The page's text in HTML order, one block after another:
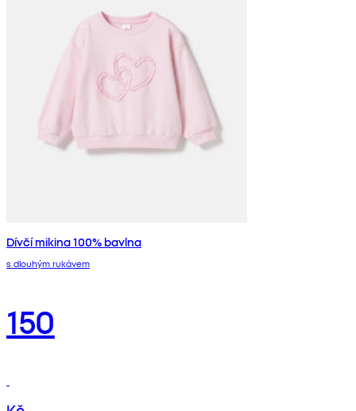
Dívčí mikina 100% bavlna
s dlouhým rukávem
150